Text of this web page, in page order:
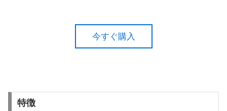
今すぐ購入
特徴